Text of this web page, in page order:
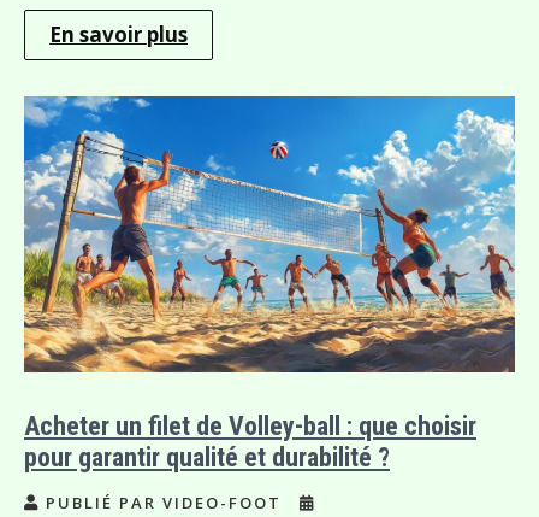
En savoir plus
Acheter un filet de Volley-ball : que choisir
pour garantir qualité et durabilité ?
PUBLIÉ PAR VIDEO-FOOT